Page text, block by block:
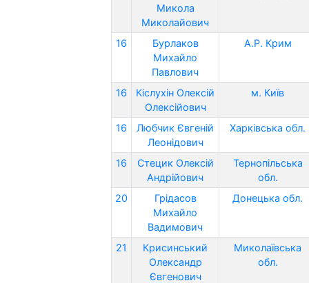
Микола
Миколайович
16
Бурлаков
Михайло
Павлович
А.Р. Крим
16
Кіслухін Олексій
Олексійович
м. Київ
16
Любчик Євгеній
Леонідович
Харківська обл.
16
Стецик Олексій
Андрійович
Тернопільська
обл.
20
Грідасов
Михайло
Вадимович
Донецька обл.
21
Крисинський
Олександр
Євгенович
Миколаївська
обл.